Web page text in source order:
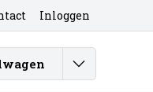
Inloggen